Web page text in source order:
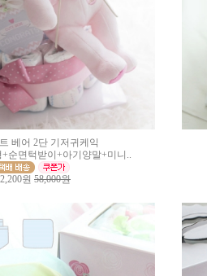
베어 2단 기저귀케익
순면턱받이+아기양말+미니..
원 58,000원